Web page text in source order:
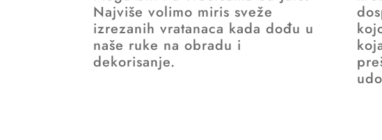
Najviše volimo miris sveže
izrezanih vratanaca kada dođu u
naše ruke na obradu i
dekorisanje.